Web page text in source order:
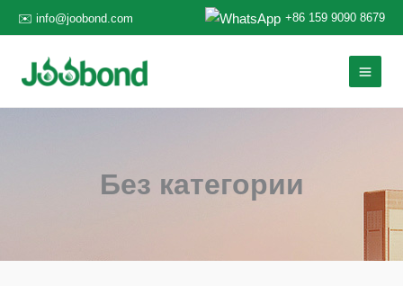
к
содержанию
✉️ info@joobond.com +86 159 9090 8679
Без категории